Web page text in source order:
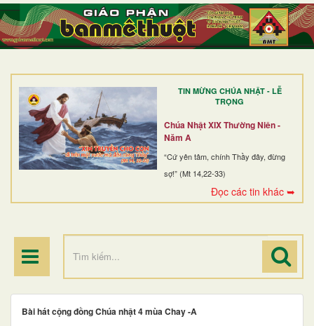
TIN MỪNG CHÚA NHẬT - LỄ
TRỌNG
Chúa Nhật XIX Thường Niên -
Năm A
“Cứ yên tâm, chính Thầy đây, đừng
sợ!” (Mt 14,22-33)
Đọc các tin khác ➥
TRANG NHẤT
GIỚI THIỆU
DÒNG TU
BAN MỤC VỤ
ĐOÀN THỂ CG
ĐIỂM HÀNH HƯƠNG
Bài hát cộng đồng Chúa nhật 4 mùa Chay -A